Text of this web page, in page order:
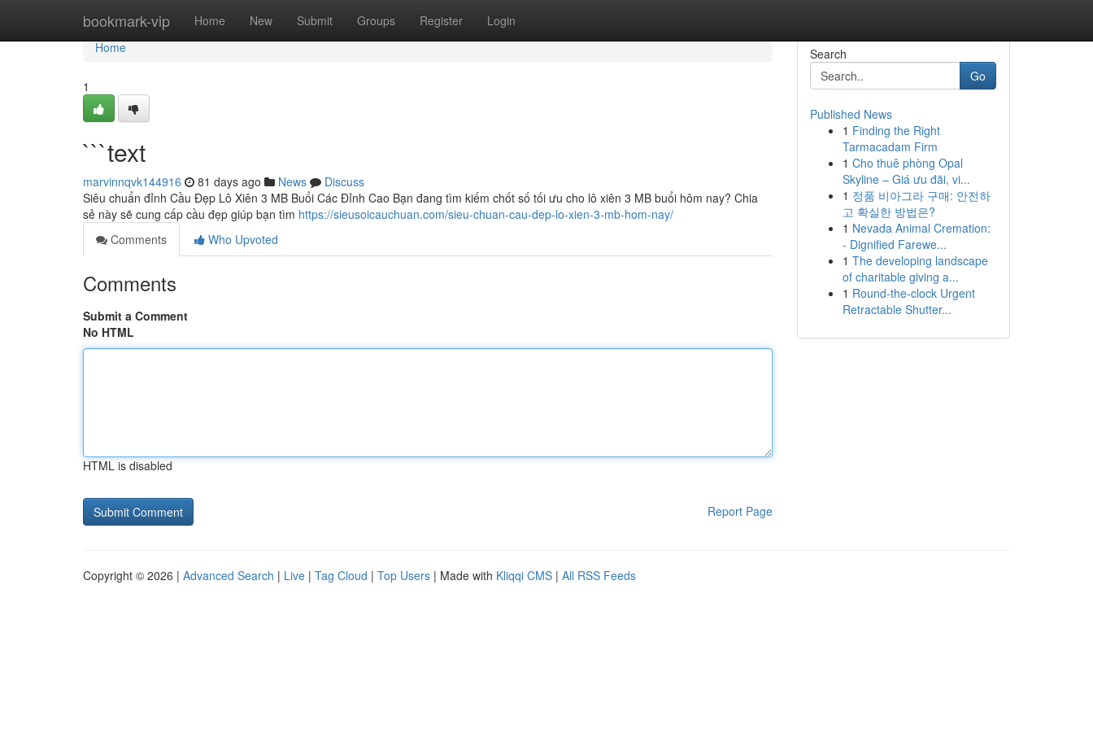
bookmark-vip Home New Submit Groups Register Login
Home
Home
1
```text
marvinnqvk144916 81 days ago News
Discuss
Siêu chuẩn đỉnh Cầu Đẹp Lô Xiên 3 MB Buổi Các Đỉnh Cao Bạn đang tìm kiếm chốt số tối ưu cho lô xiên 3 MB buổi hôm nay? Chia
sẻ này sẽ cung cấp cầu đẹp giúp bạn tìm https://sieusoicauchuan.com/sieu-chuan-cau-dep-lo-xien-3-mb-hom-nay/
Comments
Who Upvoted
Comments
Submit a Comment
No HTML
HTML is disabled
Report Page
Search
Go
Published News
1 Finding the Right
Tarmacadam Firm
1 Cho thuê phòng Opal
Skyline – Giá ưu đãi, vi...
1 정품 비아그라 구매: 안전하
고 확실한 방법은?
1 Nevada Animal Cremation:
- Dignified Farewe...
1 The developing landscape
of charitable giving a...
1 Round-the-clock Urgent
Retractable Shutter...
Copyright © 2026 | Advanced Search | Live | Tag Cloud | Top Users | Made with Kliqqi CMS | All RSS Feeds